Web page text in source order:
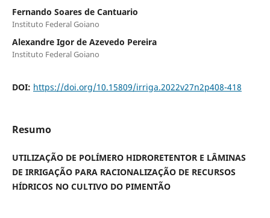
Fernando Soares de Cantuario
Instituto Federal Goiano
Alexandre Igor de Azevedo Pereira
Instituto Federal Goiano
DOI: https://doi.org/10.15809/irriga.2022v27n2p408-418
Resumo
UTILIZAÇÃO DE POLÍMERO HIDRORETENTOR E LÂMINAS
DE IRRIGAÇÃO PARA RACIONALIZAÇÃO DE RECURSOS
HÍDRICOS NO CULTIVO DO PIMENTÃO